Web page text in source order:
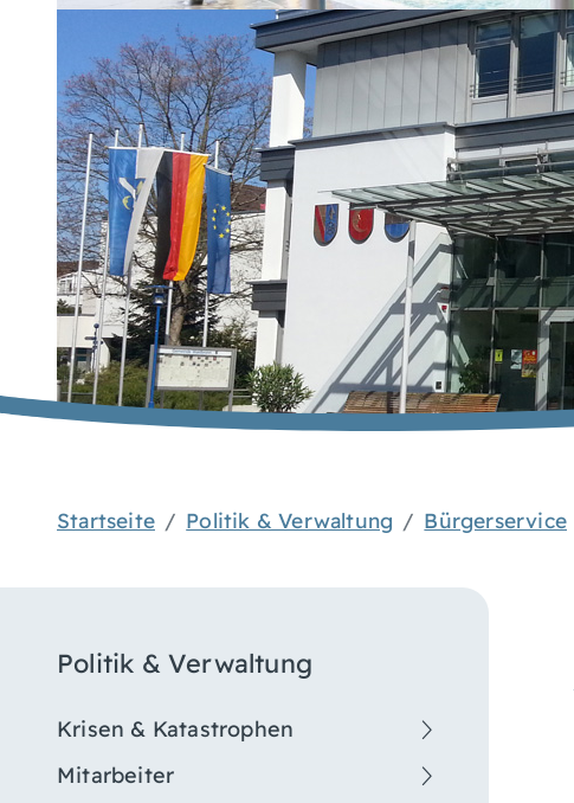
Startseite Politik & Verwaltung Bürgerservice
Politik & Verwaltung
Krisen & Katastrophen
Mitarbeiter